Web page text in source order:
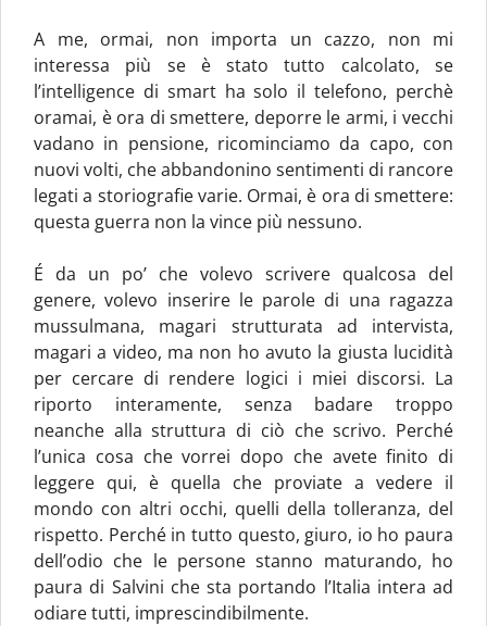
A me, ormai, non importa un cazzo, non mi
interessa più se è stato tutto calcolato, se
l’intelligence di smart ha solo il telefono, perchè
oramai, è ora di smettere, deporre le armi, i vecchi
vadano in pensione, ricominciamo da capo, con
nuovi volti, che abbandonino sentimenti di rancore
legati a storiografie varie. Ormai, è ora di smettere:
questa guerra non la vince più nessuno.
É da un po’ che volevo scrivere qualcosa del
genere, volevo inserire le parole di una ragazza
mussulmana, magari strutturata ad intervista,
magari a video, ma non ho avuto la giusta lucidità
per cercare di rendere logici i miei discorsi. La
riporto interamente, senza badare troppo
neanche alla struttura di ciò che scrivo. Perché
l’unica cosa che vorrei dopo che avete finito di
leggere qui, è quella che proviate a vedere il
mondo con altri occhi, quelli della tolleranza, del
rispetto. Perché in tutto questo, giuro, io ho paura
dell’odio che le persone stanno maturando, ho
paura di Salvini che sta portando l’Italia intera ad
odiare tutti, imprescindibilmente.